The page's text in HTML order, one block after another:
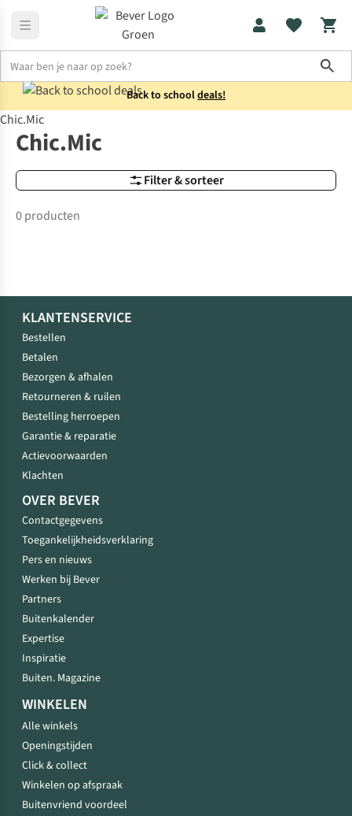
Back to schooldeals!
Merken Chic.Mic
Chic.Mic
Filter & sorteer
Chic.Mic
0 producten
KLANTENSERVICE
Bestellen
Betalen
Bezorgen & afhalen
Retourneren & ruilen
Bestelling herroepen
Garantie & reparatie
Actievoorwaarden
Klachten
OVER BEVER
Contactgegevens
Toegankelijkheidsverklaring
Pers en nieuws
Werken bij Bever
Partners
Buitenkalender
Expertise
Inspiratie
Buiten. Magazine
WINKELEN
Alle winkels
Openingstijden
Click & collect
Winkelen op afspraak
Buitenvriend voordeel